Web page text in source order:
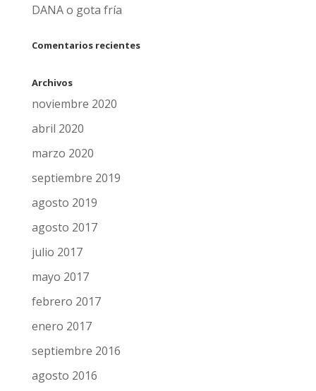
DANA o gota fría
Comentarios recientes
Archivos
noviembre 2020
abril 2020
marzo 2020
septiembre 2019
agosto 2019
agosto 2017
julio 2017
mayo 2017
febrero 2017
enero 2017
septiembre 2016
agosto 2016